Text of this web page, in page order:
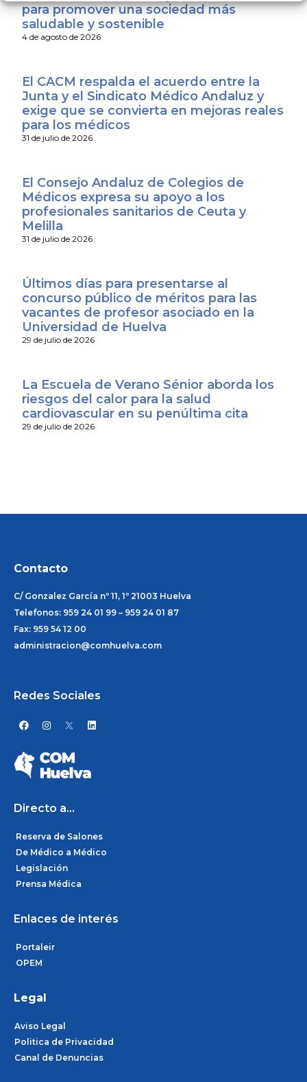
para promover una sociedad más
saludable y sostenible
4 de agosto de 2026
El CACM respalda el acuerdo entre la
Junta y el Sindicato Médico Andaluz y
exige que se convierta en mejoras reales
para los médicos
31 de julio de 2026
El Consejo Andaluz de Colegios de
Médicos expresa su apoyo a los
profesionales sanitarios de Ceuta y
Melilla
31 de julio de 2026
Últimos días para presentarse al
concurso público de méritos para las
vacantes de profesor asociado en la
Universidad de Huelva
29 de julio de 2026
La Escuela de Verano Sénior aborda los
riesgos del calor para la salud
cardiovascular en su penúltima cita
29 de julio de 2026
Contacto
C/ Gonzalez García nº 11, 1º 21003 Huelva
Telefonos: 959 24 01 99 – 959 24 01 87
Fax: 959 54 12 00
administracion@comhuelva.com
Redes Sociales
F
a
e
b
o
o
I
n
a
g
r
L
i
i
Directo a...
Reserva de Salones
De Médico a Médico
Legislación
Prensa Médica
Enlaces de interés
Portaleir
OPEM
Legal
Aviso Legal
Politica de Privacidad
Canal de Denuncias